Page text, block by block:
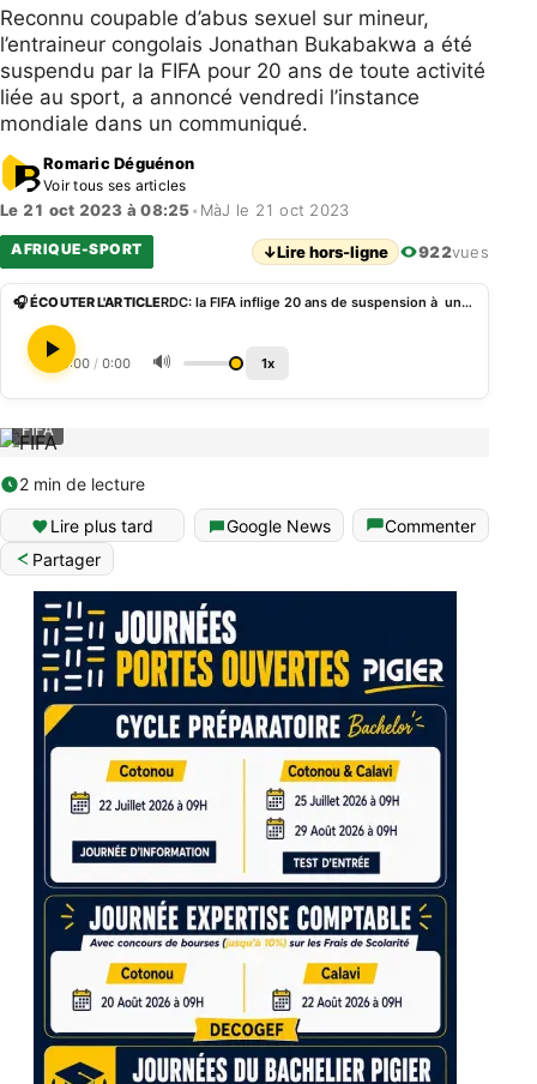
Reconnu coupable d’abus sexuel sur mineur,
l’entraineur congolais Jonathan Bukabakwa a été
suspendu par la FIFA pour 20 ans de toute activité
liée au sport, a annoncé vendredi l’instance
mondiale dans un communiqué.
Romaric Déguénon
Voir tous ses articles
Le 21 oct 2023 à 08:25 • MàJ le 21 oct 2023
AFRIQUE-SPORT ↓Lire hors-ligne 922vues
🎧 ÉCOUTER L'ARTICLE RDC: la FIFA inflige 20 ans de suspension à un entraineur pour abus sexuel sur mineur
0:00 / 0:00 🔊 1x
FIFA
2 min de lecture
Lire plus tard Google News
Commenter
Partager